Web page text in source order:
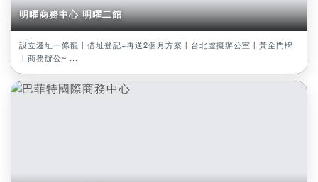
明曜商務中心 明曜二館
設立遷址一條龍丨借址登記+再送2個月方案丨台北虛擬辦公室丨黃金門牌
丨商務辦公~ ...